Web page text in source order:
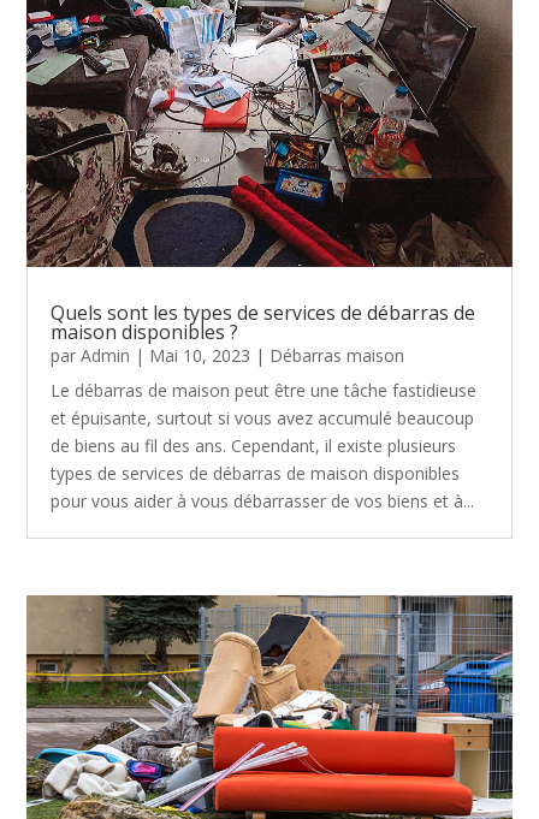
Quels sont les types de services de débarras de
maison disponibles ?
parAdmin | Mai 10, 2023 | Débarras maison
Le débarras de maison peut être une tâche fastidieuse
et épuisante, surtout si vous avez accumulé beaucoup
de biens au fil des ans. Cependant, il existe plusieurs
types de services de débarras de maison disponibles
pour vous aider à vous débarrasser de vos biens et à...